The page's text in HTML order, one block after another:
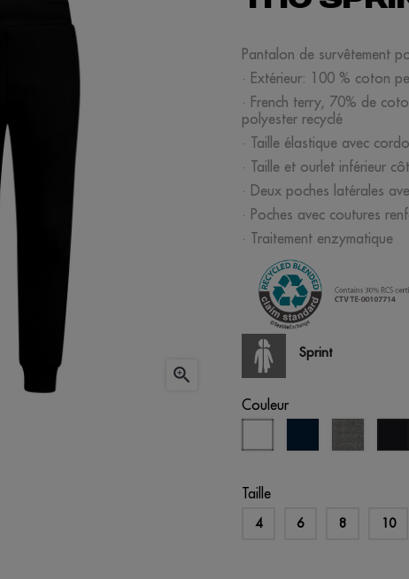

Pantalon de survêtement
· Extérieur: 100 % coton
· French terry, 70% de
polyester recyclé
· Taille élastique avec
· Taille et ourlet inférieur
· Deux poches latérales
· Poches avec coutures
· Traitement enzymatique
Sprint
Couleur
Taille
4 6 8 10